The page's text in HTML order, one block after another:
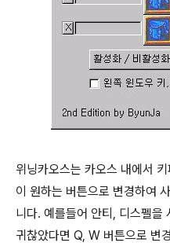
위닝카오스는 카오스 내에서
이 원하는 버튼으로 변경하여
니다. 예를들어 안티, 디스펠을
귀찮았다면 Q, W 버튼으로 변